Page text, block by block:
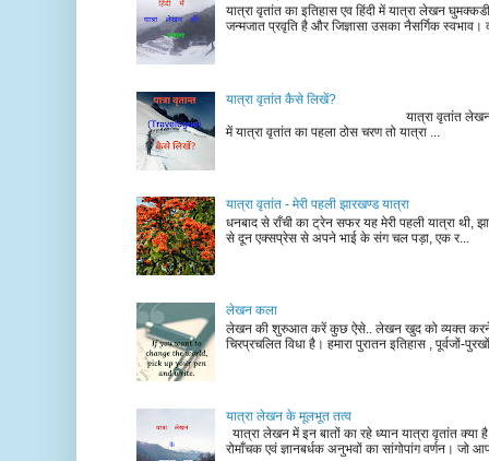
यात्रा वृतांत का इतिहास एव हिंदी में यात्रा लेखन
जन्मजात प्रवृति है और जिज्ञासा उसका नैसर्गिक स्वभाव।
यात्रा वृतांत कैसे लिखें?
यात्रा वृतांत लेखन के चरण
में यात्रा वृतांत का पहला ठोस चरण तो यात्रा ...
यात्रा वृतांत - मेरी पहली झारखण्ड यात्रा
धनबाद से राँची का ट्रेन सफर यह मेरी पहली यात्रा थी,
से दून एक्सप्रेस से अपने भाई के संग चल पड़ा, एक र...
लेखन कला
लेखन की शुरुआत करें कुछ ऐसे.. लेखन खुद को व्यक्त
चिरप्रचलित विधा है। हमारा पुरातन इतिहास , पूर्वजों-
यात्रा लेखन के मूलभूत तत्व
यात्रा लेखन में इन बातों का रहे ध्यान यात्रा वृतांत क्या
रोमाँचक एवं ज्ञानबर्धक अनुभवों का सांगोपांग वर्णन। जो